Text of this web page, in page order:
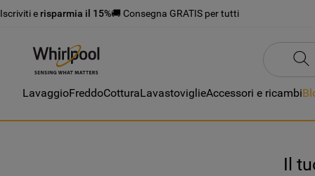
Iscriviti e risparmia il 15%🚚 Consegna GRATIS per tutti
LavaggioFreddoCotturaLavastoviglieAccessori e ricambi
Il